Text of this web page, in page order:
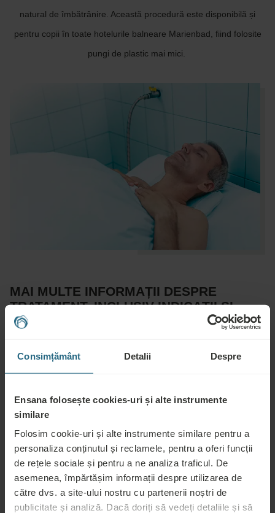
Consimțământ Detalii Despre
Ensana folosește cookies-uri și alte instrumente
similare
Folosim cookie-uri și alte instrumente similare pentru a
personaliza conținutul și reclamele, pentru a oferi funcții
de rețele sociale și pentru a ne analiza traficul. De
asemenea, împărtășim informații despre utilizarea de
către dvs. a site-ului nostru cu partenerii noștri de
publicitate și analiză. Dacă doriți să vedeți detaliile și să
natural de îmbătrânire. Această procedură este disponibilă și
pentru copii în toate hotelurile balneare Marienbad, fiind folosite
pungi de plastic mai mici.
MAI MULTE INFORMAȚII DESPRE
TRATAMENT, INCLUSIV INDICAȚII ȘI
CONTRAINDICAȚII
necesară pentru copii
Recomandat pentru:
Boli musculo-scheletice, reabilitare după accidente, leziuni și
operații, stres, oboseală, afecțiuni renale și ale tractului urinar,
tulburări metabolice (de exemplu, diabet zaharat), boli cardiace și
circulatorii, incontinență cauzată de stres, defecte deschise ale
pielii (de exemplu, ulcere la picioare), infertilitate și probleme
ginecologice, unele boli neurologice, unele boli oncologice.